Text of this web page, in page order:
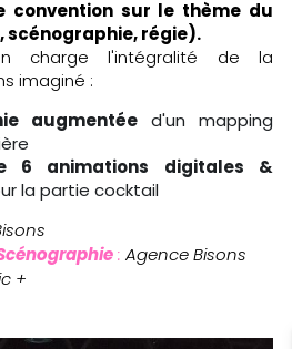
convention sur le thème du
régie).
imaginé :
augmentée d'un mapping
6 animations digitales &
la partie cocktail
: Agence Bisons
+